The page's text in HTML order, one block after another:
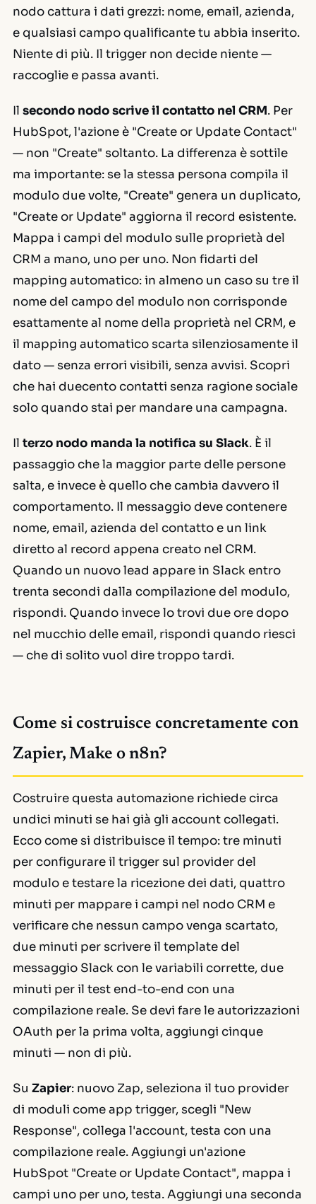
nodo cattura i dati grezzi: nome, email, azienda,
e qualsiasi campo qualificante tu abbia inserito.
Niente di più. Il trigger non decide niente —
raccoglie e passa avanti.
Il secondo nodo scrive il contatto nel CRM. Per
HubSpot, l'azione è "Create or Update Contact"
— non "Create" soltanto. La differenza è sottile
ma importante: se la stessa persona compila il
modulo due volte, "Create" genera un duplicato,
"Create or Update" aggiorna il record esistente.
Mappa i campi del modulo sulle proprietà del
CRM a mano, uno per uno. Non fidarti del
mapping automatico: in almeno un caso su tre il
nome del campo del modulo non corrisponde
esattamente al nome della proprietà nel CRM, e
il mapping automatico scarta silenziosamente il
dato — senza errori visibili, senza avvisi. Scopri
che hai duecento contatti senza ragione sociale
solo quando stai per mandare una campagna.
Il terzo nodo manda la notifica su Slack. È il
passaggio che la maggior parte delle persone
salta, e invece è quello che cambia davvero il
comportamento. Il messaggio deve contenere
nome, email, azienda del contatto e un link
diretto al record appena creato nel CRM.
Quando un nuovo lead appare in Slack entro
trenta secondi dalla compilazione del modulo,
rispondi. Quando invece lo trovi due ore dopo
nel mucchio delle email, rispondi quando riesci
— che di solito vuol dire troppo tardi.
Come si costruisce concretamente con
Zapier, Make o n8n?
Costruire questa automazione richiede circa
undici minuti se hai già gli account collegati.
Ecco come si distribuisce il tempo: tre minuti
per configurare il trigger sul provider del
modulo e testare la ricezione dei dati, quattro
minuti per mappare i campi nel nodo CRM e
verificare che nessun campo venga scartato,
due minuti per scrivere il template del
messaggio Slack con le variabili corrette, due
minuti per il test end-to-end con una
compilazione reale. Se devi fare le autorizzazioni
OAuth per la prima volta, aggiungi cinque
minuti — non di più.
Su Zapier: nuovo Zap, seleziona il tuo provider
di moduli come app trigger, scegli "New
Response", collega l'account, testa con una
compilazione reale. Aggiungi un'azione
HubSpot "Create or Update Contact", mappa i
campi uno per uno, testa. Aggiungi una seconda